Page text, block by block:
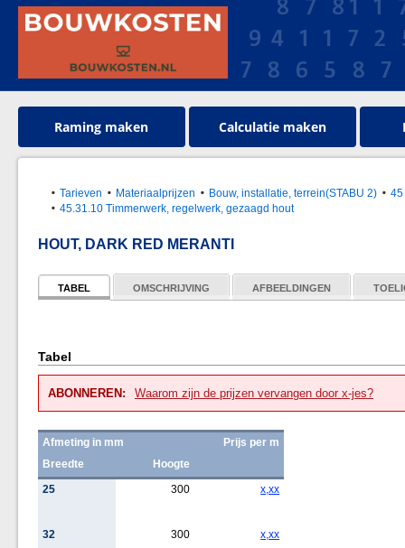
Raming maken Calculatie maken
Tarieven Materiaalprijzen Bouw, installatie, terrein(STABU 2)
45
45.31.10 Timmerwerk, regelwerk, gezaagd hout
HOUT, DARK RED MERANTI
TABEL OMSCHRIJVING AFBEELDINGEN
Tabel
ABONNEREN: Waarom zijn de prijzen vervangen door x-jes?
Afmeting in mm
Prijs per m
Breedte
Hoogte
25
300 x,xx
32 300 x,xx